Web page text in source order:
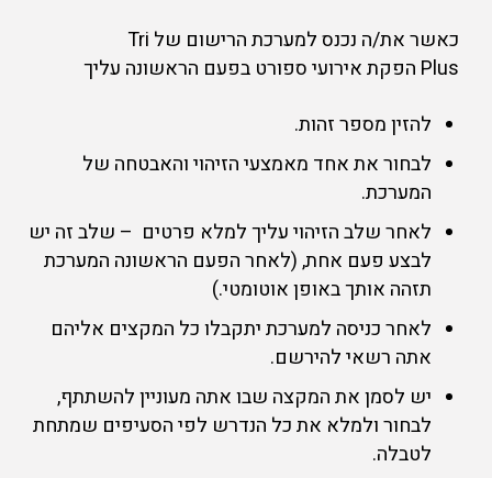
כאשר את/ה נכנס למערכת הרישום של Tri
Plus הפקת אירועי ספורט בפעם הראשונה עליך
להזין מספר זהות.
לבחור את אחד מאמצעי הזיהוי והאבטחה של
המערכת.
לאחר שלב הזיהוי עליך למלא פרטים – שלב זה יש
לבצע פעם אחת, (לאחר הפעם הראשונה המערכת
תזהה אותך באופן אוטומטי.)
לאחר כניסה למערכת יתקבלו כל המקצים אליהם
אתה רשאי להירשם.
יש לסמן את המקצה שבו אתה מעוניין להשתתף,
לבחור ולמלא את כל הנדרש לפי הסעיפים שמתחת
לטבלה.